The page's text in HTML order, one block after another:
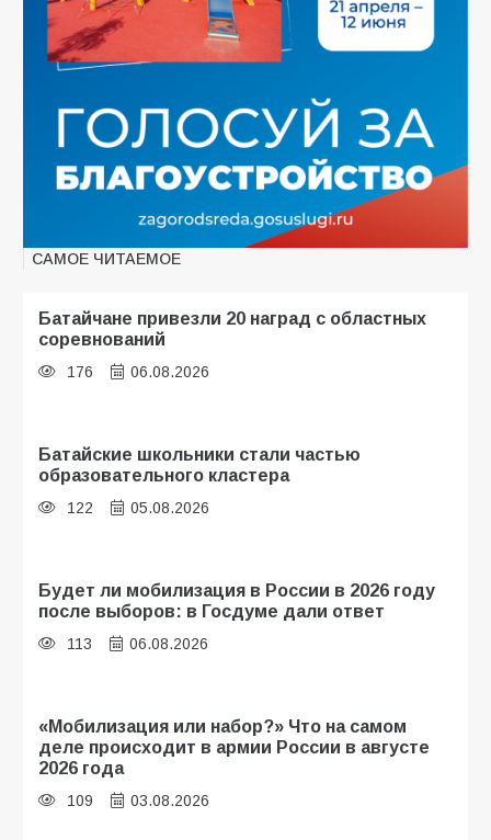
САМОЕ ЧИТАЕМОЕ
Батайчане привезли 20 наград с областных
соревнований
176 06.08.2026
Батайские школьники стали частью
образовательного кластера
122 05.08.2026
Будет ли мобилизация в России в 2026 году
после выборов: в Госдуме дали ответ
113 06.08.2026
«Мобилизация или набор?» Что на самом
деле происходит в армии России в августе
2026 года
109 03.08.2026